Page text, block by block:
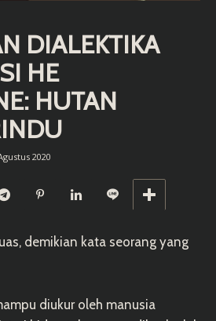
DIALEKTIKA
HE
HUTAN
2020
demikian kata seorang yang
diukur oleh manusia